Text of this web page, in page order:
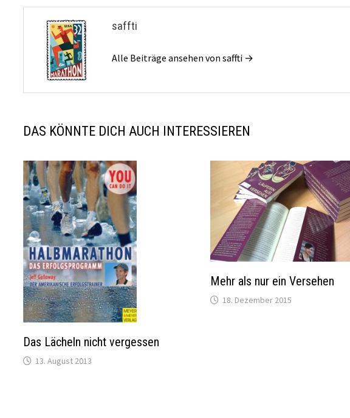
saffti
Alle Beiträge ansehen von saffti →
DAS KÖNNTE DICH AUCH INTERESSIEREN
Das Lächeln nicht vergessen
13. August 2013
Mehr als nur ein Versehen
18. Dezember 2015